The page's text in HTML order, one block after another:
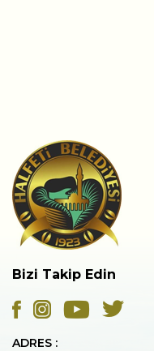
Bizi Takip Edin
ADRES :